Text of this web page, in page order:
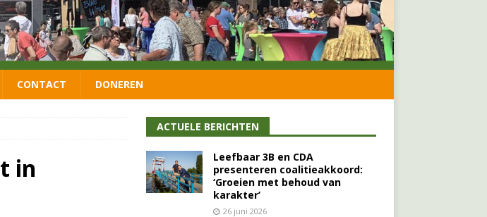
moeten goed geborgd blijven
heel Nederland: schaf het
CONTACT DONEREN
in
ACTUELE BERICHTEN
Leefbaar 3B en CDA
presenteren coalitieakkoord:
‘Groeien met behoud van
karakter’
26 juni 2026